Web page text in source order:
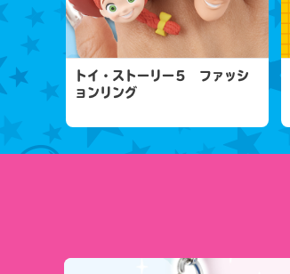
トイ・ストーリー５ ファッシ
ョンリング